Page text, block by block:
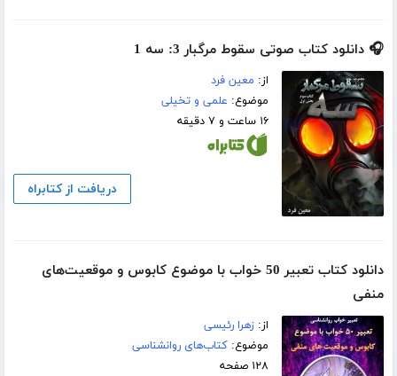
🎧 دانلود کتاب صوتی سقوط مرگبار 3: سه 1
از: معین فرد
موضوع: علمی و تخیلی
۱۶ ساعت و ۷ دقیقه
دریافت از کتابراه
دانلود کتاب تعبیر 50 خواب با موضوع کابوس و موقعیت‌های
منفی
از:زهرا رئیسی
موضوع:کتاب‌های روانشناسی
۱۲۸ صفحه